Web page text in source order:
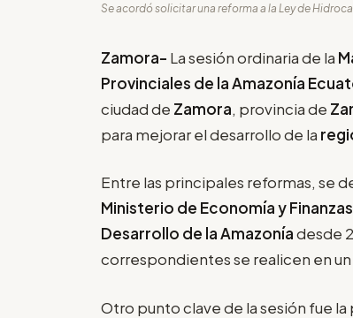
Se acordó solicitar una reforma a la Ley de
Zamora- La sesión ordinaria de la
Provinciales de la Amazonía
ciudad de Zamora, provincia de
para mejorar el desarrollo de la
Entre las principales reformas, se
Ministerio de Economía y Finanzas
Desarrollo de la Amazoníadesde
correspondientes se realicen en un
Otro punto clave de la sesión fue